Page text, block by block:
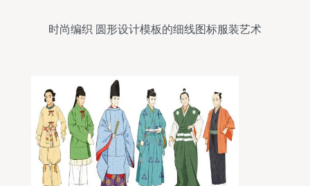
时尚编织 圆形设计模板的细线图标服装艺术